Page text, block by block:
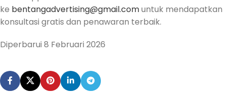
ke bentangadvertising@gmail.comuntuk mendapatkan
konsultasi gratis dan penawaran terbaik.
Diperbarui 8 Februari 2026